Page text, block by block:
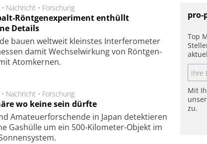
Nachricht • Forschung
Röntgenexperiment enthüllt
Details
bau­en welt­weit kleins­tes In­ter­fe­ro­me­ter
da­mit Wech­sel­wir­kung von Rönt­gen­
Atom­ker­nen.
Nachricht • Forschung
wo keine sein dürfte
Ama­teuer­for­schen­de in Japan de­tek­tie­ren
Gas­hül­le um ein 500-Kilo­meter-Objekt im
pro-
Top
Mit
zu.